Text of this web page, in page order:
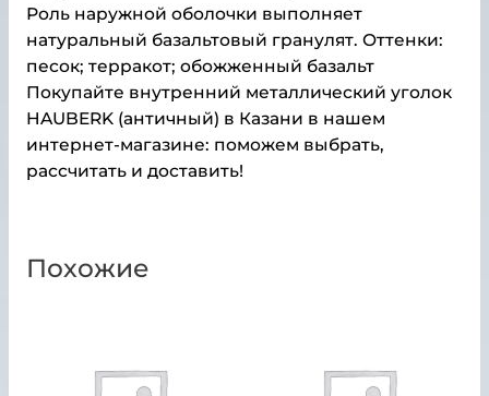
Роль наружной оболочки выполняет
натуральный базальтовый гранулят. Оттенки:
песок; терракот; обожженный базальт
Покупайте внутренний металлический уголок
HAUBERK (античный) в Казани в нашем
интернет-магазине: поможем выбрать,
рассчитать и доставить!
Похожие